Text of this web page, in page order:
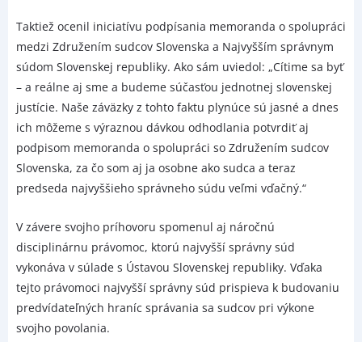
Taktiež ocenil iniciatívu podpísania memoranda o spolupráci
medzi Združením sudcov Slovenska a Najvyšším správnym
súdom Slovenskej republiky. Ako sám uviedol: „Cítime sa byť
– a reálne aj sme a budeme súčasťou jednotnej slovenskej
justície. Naše záväzky z tohto faktu plynúce sú jasné a dnes
ich môžeme s výraznou dávkou odhodlania potvrdiť aj
podpisom memoranda o spolupráci so Združením sudcov
Slovenska, za čo som aj ja osobne ako sudca a teraz
predseda najvyššieho správneho súdu veľmi vďačný.“
V závere svojho príhovoru spomenul aj náročnú
disciplinárnu právomoc, ktorú najvyšší správny súd
vykonáva v súlade s Ústavou Slovenskej republiky. Vďaka
tejto právomoci najvyšší správny súd prispieva k budovaniu
predvídateľných hraníc správania sa sudcov pri výkone
svojho povolania.